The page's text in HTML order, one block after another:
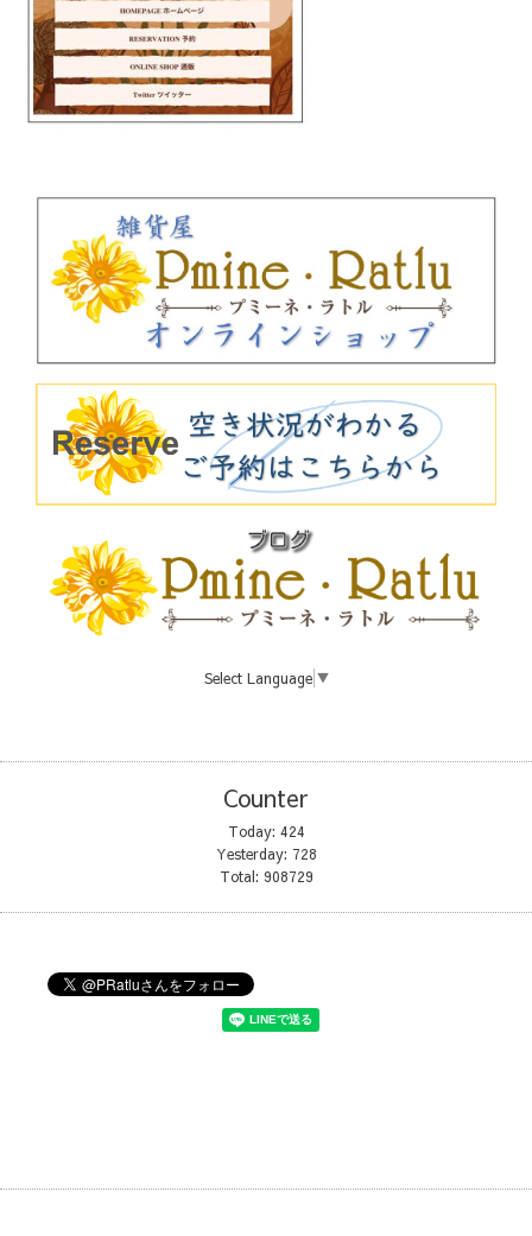
Select Language ▼
Counter
Today: 424
Yesterday: 728
Total: 908729